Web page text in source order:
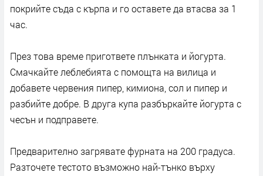
покрийте съда с кърпа и го оставете да втасва за 1
час.
През това време пригответе плънката и йогурта.
Смачкайте леблебията с помощта на вилица и
добавете червения пипер, кимиона, сол и пипер и
разбийте добре. В друга купа разбъркайте йогурта с
чесън и подправете.
Предварително загрявате фурната на 200 градуса.
Разточете тестото възможно най-тънко върху